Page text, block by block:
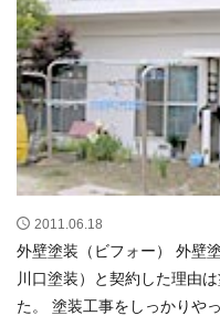
2011.06.18
外壁塗装（ビフォー） 外壁塗装（アフター） （ひまわりホーム／
川口塗装）と契約した理由
た。 塗装工事をしっかりや